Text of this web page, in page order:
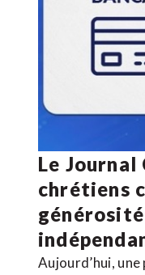
Le
chrétiens
Aujourd’hui,